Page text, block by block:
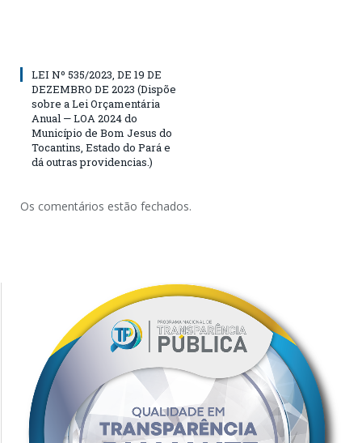
LEI Nº 535/2023, DE 19 DE
DEZEMBRO DE 2023 (Dispõe
sobre a Lei Orçamentária
Anual — LOA 2024 do
Município de Bom Jesus do
Tocantins, Estado do Pará e
dá outras providencias.)
Os comentários estão fechados.